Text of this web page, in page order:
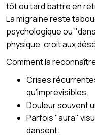
tôt ou tard battre en
La migraine reste
psychologique ou
physique, croit aux
Comment la
Crises
qu’imprévisibles.
Douleur souvent
Parfois "aura"
dansent.